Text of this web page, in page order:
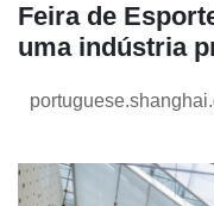
Feira de
uma indústria